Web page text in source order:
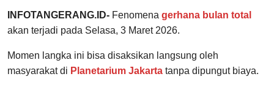
INFOTANGERANG.ID- Fenomena gerhana bulan total
akan terjadi pada Selasa, 3 Maret 2026.
Momen langka ini bisa disaksikan langsung oleh
masyarakat di Planetarium Jakarta tanpa dipungut biaya.